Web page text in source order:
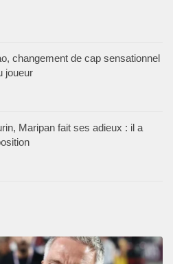
changement de cap sensationnel
joueur
Maripan fait ses adieux : il a